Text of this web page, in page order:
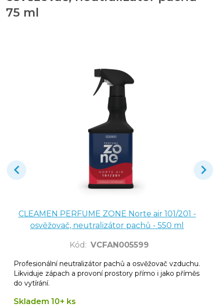
75 ml
CLEAMEN PERFUME ZONE Norte air 101/201 -
osvěžovač, neutralizátor pachů - 550 ml
Kód : VCFAN005599
Profesionální neutralizátor pachů a osvěžovač vzduchu.
Likviduje zápach a provoní prostory přímo i jako příměs
do vytírání.
Skladem 10+ ks